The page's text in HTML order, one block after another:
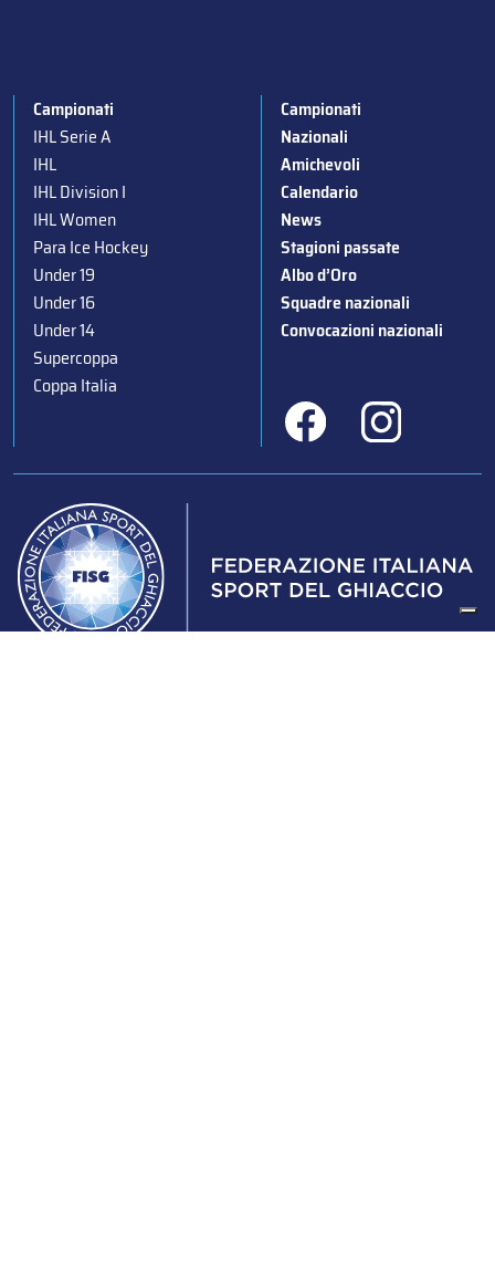
Campionati
IHL Serie A
IHL
IHL Division I
IHL Women
Para Ice Hockey
Under 19
Under 16
Under 14
Supercoppa
Coppa Italia
Campionati
Nazionali
Amichevoli
Calendario
News
Stagioni passate
Albo d’Oro
Squadre nazionali
Convocazioni nazionali